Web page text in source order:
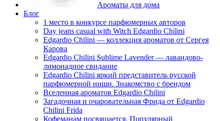
Ароматы для дома
Блог
1 место в конкурсе парфюмерных авторов
Day jeans casual with Witch Edgardio Chilini
Edgardio Chilini — коллекция ароматов от Сергея
Карова
Edgardio Chilini Sublime Lavender — лавандово-
лимонадное свидание
Edgardio Chilini яркий представитель русской
парфюмерной ниши. Знакомство с брендом
Вселенная ароматов Edgardio Chilini
Загадочная и очаровательная Фрида от Edgardio
Chilini Frida
Кофеманам посвящается. Популярный